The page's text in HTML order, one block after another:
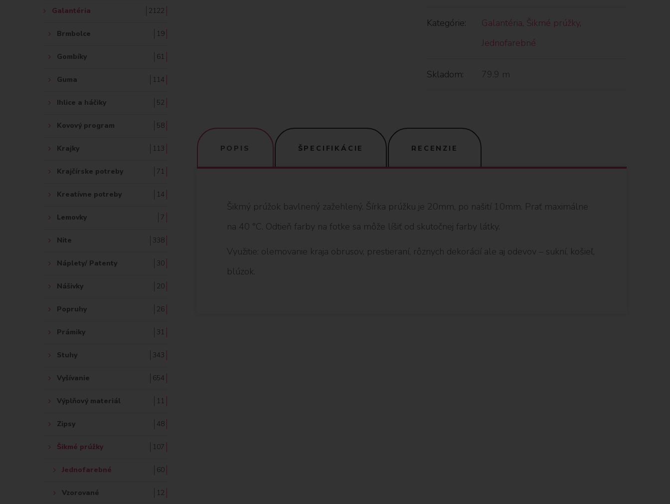
Kategórie: Galantéria, Šikmé prúžky,
Jednofarebné
Skladom: 79.9 m
POPIS ŠPECIFIKÁCIE RECENZIE
Šikmý prúžok bavlnený zažehlený. Šírka prúžku je 20mm, po našití 10mm. Prať maximálne
na 40 °C. Odtieň farby na fotke sa môže líšiť od skutočnej farby látky.
Využitie: olemovanie kraja obrusov, prestieraní, rôznych dekorácií ale aj odevov – sukní, košieľ,
blúzok.
Galantéria 2122
Brmbolce 19
Gombíky 61
Guma 114
Ihlice a háčiky 52
Kovový program 58
Krajky 113
Krajčírske potreby 71
Kreatívne potreby 14
Lemovky 7
Nite 338
Náplety/ Patenty 30
Nášivky 20
Popruhy 26
Prámiky 31
Stuhy 343
Vyšívanie 654
Výplňový materiál 11
Zipsy 48
Šikmé prúžky 107
Jednofarebné 60
Vzorované 12